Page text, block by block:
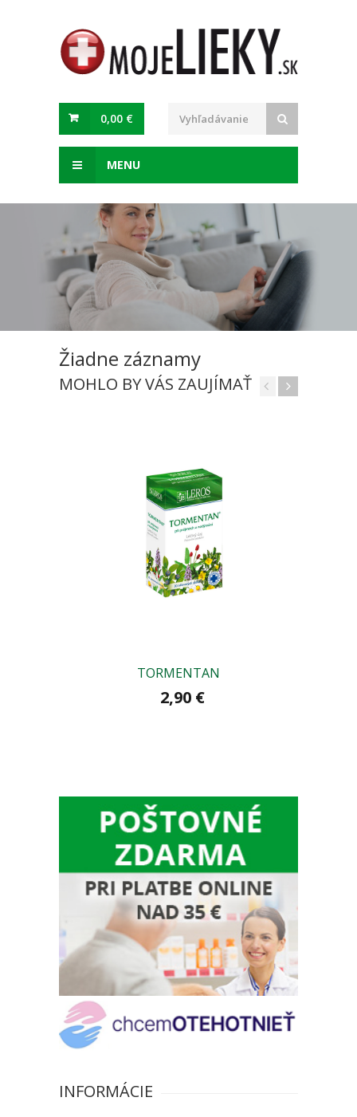
0,00 €
MENU
Žiadne záznamy
MOHLO BY VÁS ZAUJÍMAŤ
TORMENTAN
2,90 €
INFORMÁCIE